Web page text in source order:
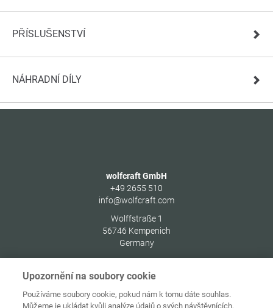
PŘÍSLUŠENSTVÍ
NÁHRADNÍ DÍLY
wolfcraft GmbH
+49 2655 510
info@wolfcraft.com
Wolffstraße 1
56746 Kempenich
Germany
Upozornění na soubory cookie
Používáme soubory cookie, pokud nám k tomu dáte souhlas.
Můžeme je ukládat kvůli analýze údajů o svých návštěvnících,